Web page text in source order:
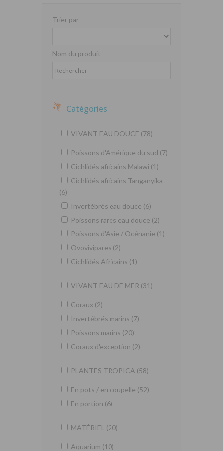
Trier par
Nom du produit
Catégories
VIVANT EAU DOUCE (78)
Poissons d'Amérique du sud (7)
Cichlidés africains Malawi (1)
Cichlidés africains Tanganyika
(6)
Invertébrés eau douce (6)
Poissons rares eau douce (2)
Poissons d'Asie / Océnanie (1)
Ovovivipares (2)
Cichlidés Africains (1)
VIVANT EAU DE MER (31)
Coraux (2)
Invertébrés marins (7)
Poissons marins (20)
Coraux d'exception (2)
PLANTES TROPICA (58)
En pots / en coupelle (52)
En portion (6)
MATÉRIEL (20)
Aquarium (10)